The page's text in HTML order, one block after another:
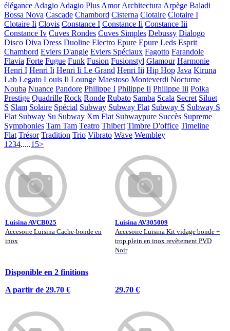
élégance Adagio Adagio Plus Amor Architectura Arpège Baladi
Bossa Nova Cascade Chambord Cisterna Clotaire Clotaire I
Clotaire Ii Clovis Constance I Constance Ii Constance Iii
Constance Iv Cuves Rondes Cuves Simples Debussy Dialogo
Disco Diva Dress Duoline Electro Epure Epure Leds Esprit
Chambord Eviers D'angle Eviers Spéciaux Fagotto Farandole
Flavia Forte Fugue Funk Fusion Fusionstyl Glamour Harmonie
Henri I Henri Ii Henri Ii Le Grand Henri Iii Hip Hop Java Kiruna
Lab Legato Louis Ii Lounge Maestoso Monteverdi Nocturne
Nouba Nuance Pandore Philippe I Philippe Ii Philippe Iii Polka
Prestige Quadrille Rock Ronde Rubato Samba Scala Secret Siluet
S Slam Solaire Spécial Subway Subway Flat Subway S Subway S
Flat Subway Su Subway Xm Flat Subwaypure Succès Supreme
Symphonies Tam Tam Teatro Thibert Timbre D'office Timeline
Flat Trésor Tradition Trio Vibrato Wave Wembley
1 234.....15>
Luisina AVCB025
Accesoire Luisina Cache-bonde en
inox
Disponible en 2 finitions
A partir de 29.70 €
Luisina AV305009
Accesoire Luisina Kit vidage bonde +
trop plein en inox revêtement PVD
Noir
29.70 €